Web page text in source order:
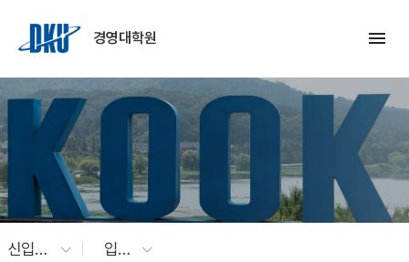
경영대학원
menu
신입학안내 입학공지